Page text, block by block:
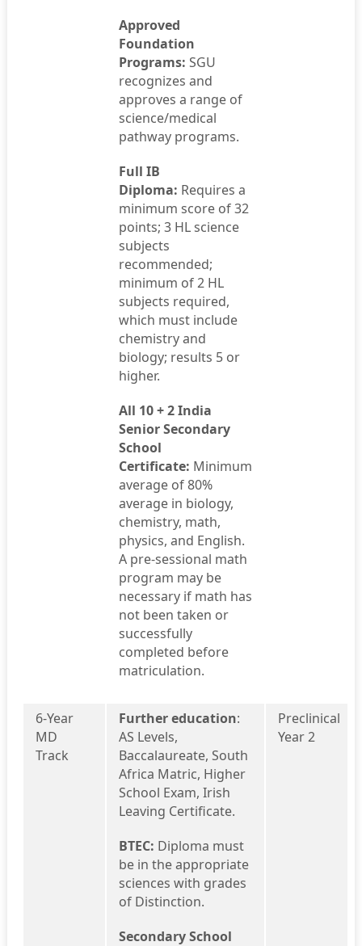
Approved
Foundation
Programs: SGU
recognizes and
approves a range of
science/medical
pathway programs.
Full IB
Diploma: Requires a
minimum score of 32
points; 3 HL science
subjects
recommended;
minimum of 2 HL
subjects required,
which must include
chemistry and
biology; results 5 or
higher.
All 10 + 2 India
Senior Secondary
School
Certificate: Minimum
average of 80%
average in biology,
chemistry, math,
physics, and English.
A pre-sessional math
program may be
necessary if math has
not been taken or
successfully
completed before
matriculation.
6-Year
MD
Track
Further education:
AS Levels,
Baccalaureate, South
Africa Matric, Higher
School Exam, Irish
Leaving Certificate.
BTEC: Diploma must
be in the appropriate
sciences with grades
of Distinction.
Secondary School
Preclinical
Year 2